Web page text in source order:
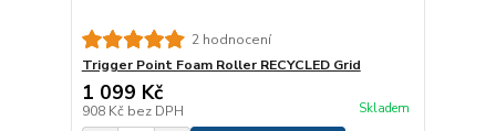
2 hodnocení
Trigger Point Foam Roller RECYCLED Grid
1 099 Kč
908 Kč bez DPH Skladem